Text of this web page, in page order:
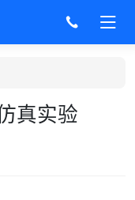
真实验